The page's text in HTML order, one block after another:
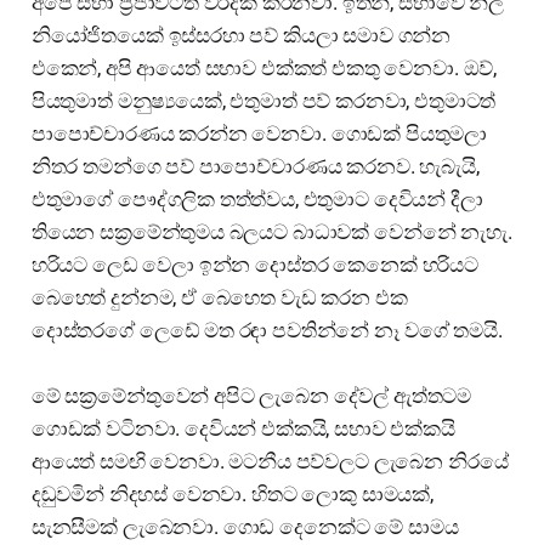
නියෝජිතයෙක් ඉස්සරහා පව් කියලා සමාව ගන්න
එකෙන්, අපි ආයෙත් සභාව එක්කත් එකතු වෙනවා. ඔව්,
පියතුමාත් මනුෂ්‍යයෙක්, එතුමාත් පව් කරනවා, එතුමාටත්
පාපොච්චාරණය කරන්න වෙනවා. ගොඩක් පියතුමලා
නිතර තමන්ගෙ පව් පාපොච්චාරණය කරනව. හැබැයි,
එතුමාගේ පෞද්ගලික තත්ත්වය, එතුමාට දෙවියන් දීලා
තියෙන සක්‍රමේන්තුමය බලයට බාධාවක් වෙන්නේ නැහැ.
හරියට ලෙඩ වෙලා ඉන්න දොස්තර කෙනෙක් හරියට
බෙහෙත් දුන්නම, ඒ බෙහෙත වැඩ කරන එක
දොස්තරගේ ලෙඩේ මත රඳා පවතින්නේ නෑ වගේ තමයි.
මේ සක්‍රමේන්තුවෙන් අපිට ලැබෙන දේවල් ඇත්තටම
ගොඩක් වටිනවා. දෙවියන් එක්කයි, සභාව එක්කයි
ආයෙත් සමඟි වෙනවා. මටනීය පව්වලට ලැබෙන නිරයේ
දඬුවමින් නිදහස් වෙනවා. හිතට ලොකු සාමයක්,
සැනසීමක් ලැබෙනවා. ගොඩ දෙනෙක්ට මේ සාමය